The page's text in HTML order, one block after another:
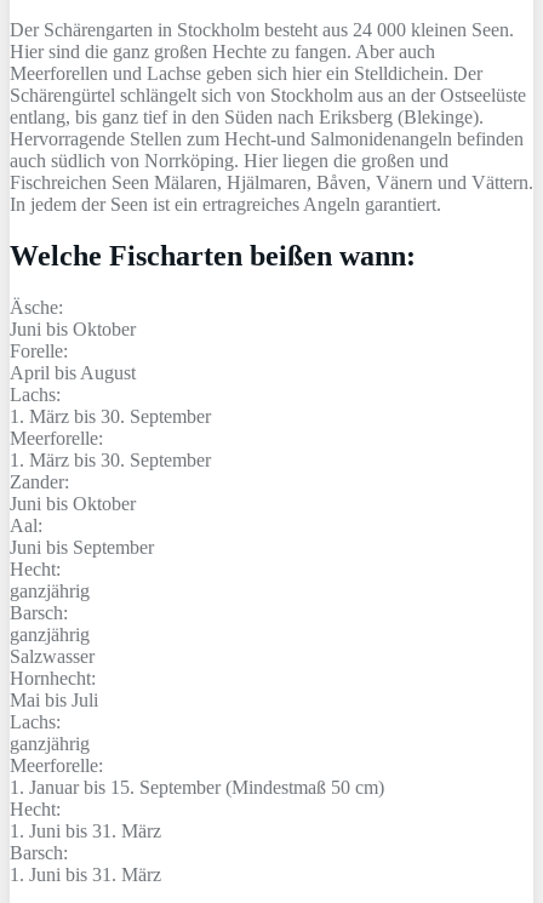
Der Schärengarten in Stockholm besteht aus 24 000 kleinen Seen.
Hier sind die ganz großen Hechte zu fangen. Aber auch
Meerforellen und Lachse geben sich hier ein Stelldichein. Der
Schärengürtel schlängelt sich von Stockholm aus an der Ostseelüste
entlang, bis ganz tief in den Süden nach Eriksberg (Blekinge).
Hervorragende Stellen zum Hecht-und Salmonidenangeln befinden
auch südlich von Norrköping. Hier liegen die großen und
Fischreichen Seen Mälaren, Hjälmaren, Båven, Vänern und Vättern.
In jedem der Seen ist ein ertragreiches Angeln garantiert.
Welche Fischarten beißen wann:
Äsche:
Juni bis Oktober
Forelle:
April bis August
Lachs:
1. März bis 30. September
Meerforelle:
1. März bis 30. September
Zander:
Juni bis Oktober
Aal:
Juni bis September
Hecht:
ganzjährig
Barsch:
ganzjährig
Salzwasser
Hornhecht:
Mai bis Juli
Lachs:
ganzjährig
Meerforelle:
1. Januar bis 15. September (Mindestmaß 50 cm)
Hecht:
1. Juni bis 31. März
Barsch:
1. Juni bis 31. März